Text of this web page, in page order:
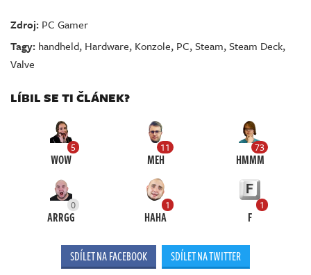
Zdroj: PC Gamer
Tagy: handheld, Hardware, Konzole, PC,Steam,Steam Deck,
Valve
LÍBIL SE TI ČLÁNEK?
5
WOW
11
MEH
73
HMMM
0
ARRGG
1
HAHA
1
F
SDÍLET NA FACEBOOK SDÍLET NA TWITTER